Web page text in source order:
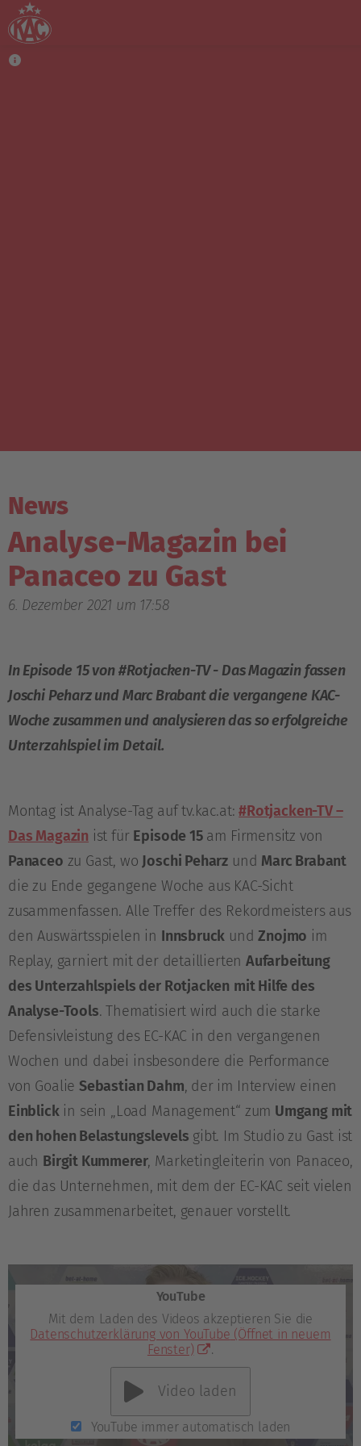
News
Analyse-Magazin bei
Panaceo zu Gast
6. Dezember 2021 um 17:58
In Episode 15 von #Rotjacken-TV - Das Magazin fassen
Joschi Peharz und Marc Brabant die vergangene KAC-
Woche zusammen und analysieren das so erfolgreiche
Unterzahlspiel im Detail.
Montag ist Analyse-Tag auf tv.kac.at:#Rotjacken-TV –
Das Magazin ist für Episode 15am Firmensitz von
Panaceo zu Gast, woJoschi Peharz und Marc Brabant
die zu Ende gegangene Woche aus KAC-Sicht
zusammenfassen. Alle Treffer des Rekordmeisters aus
den Auswärtsspielen in Innsbruck undZnojmo im
Replay, garniert mit der detaillierten Aufarbeitung
des Unterzahlspiels der Rotjacken mit Hilfe des
Analyse-Tools. Thematisiert wird auch die starke
Defensivleistung des EC-KAC in den vergangenen
Wochen und dabei insbesondere die Performance
von GoalieSebastian Dahm, der im Interview einen
Einblickin sein „Load Management“ zum Umgang mit
den hohen Belastungslevels gibt. Im Studio zu Gast ist
auch Birgit Kummerer, Marketingleiterin von Panaceo,
die das Unternehmen, mit dem der EC-KAC seit vielen
Jahren zusammenarbeitet, genauer vorstellt.
YouTube
Mit dem Laden des Videos akzeptieren Sie die
Datenschutzerklärung von YouTube (Öffnet in neuem
Fenster)
.
Video laden
YouTube immer automatisch laden